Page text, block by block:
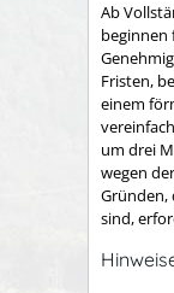
Ab
beginnen
Fristen,
einem
um drei
wegen
Gründen,
sind,